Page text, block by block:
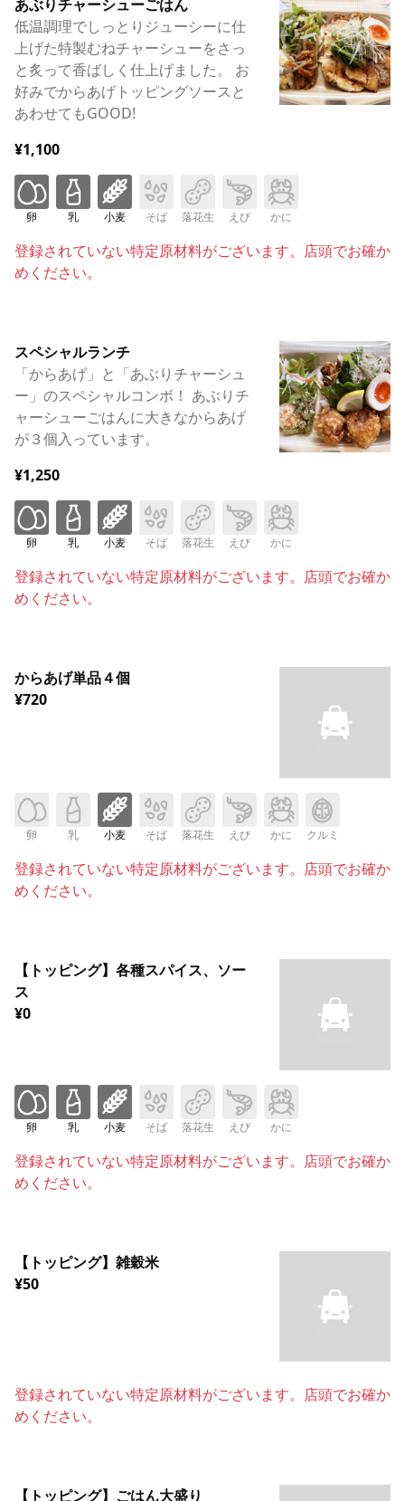
あぶりチャーシューごはん
低温調理でしっとりジューシーに仕
上げた特製むねチャーシューをさっ
と炙って香ばしく仕上げました。 お
好みでからあげトッピングソースと
あわせてもGOOD!
¥1,100
卵 乳 小麦 そば 落花生 えび かに
登録されていない特定原材料がございます。店頭でお確か
めください。
スペシャルランチ
「からあげ」と「あぶりチャーシュ
ー」のスペシャルコンボ！ あぶりチ
ャーシューごはんに大きなからあげ
が３個入っています。
¥1,250
卵 乳 小麦 そば 落花生 えび かに
登録されていない特定原材料がございます。店頭でお確か
めください。
からあげ単品４個
¥720
卵 乳 小麦 そば 落花生 えび かに クルミ
登録されていない特定原材料がございます。店頭でお確か
めください。
【トッピング】各種スパイス、ソー
ス
¥0
卵 乳 小麦 そば 落花生 えび かに
登録されていない特定原材料がございます。店頭でお確か
めください。
【トッピング】雑穀米
¥50
登録されていない特定原材料がございます。店頭でお確か
めください。
【トッピング】ごはん大盛り